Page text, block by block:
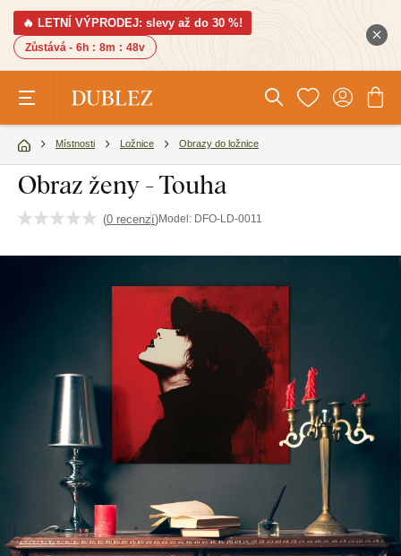
🔥 LETNÍ VÝPRODEJ: slevy až do 30 %!
Zůstává - 6h : 8m : 48v
Místnosti Ložnice Obrazy do ložnice
Obraz ženy - Touha
(0 recenzí)Model: DFO-LD-0011